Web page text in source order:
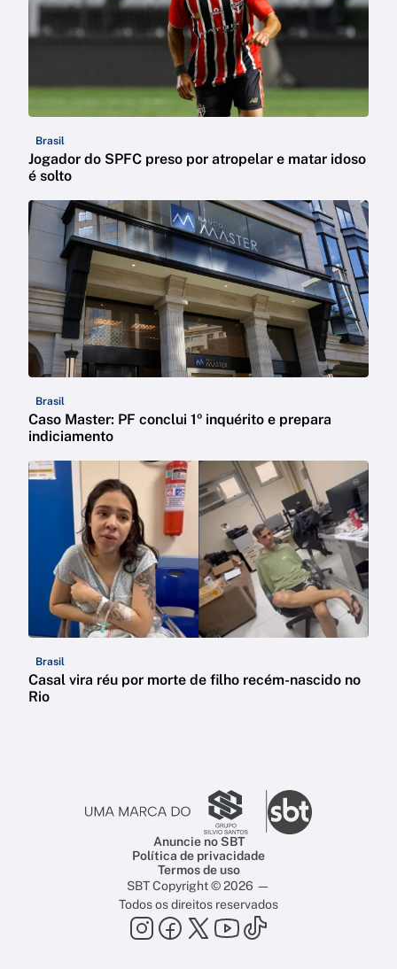
Brasil
Jogador do SPFC preso por atropelar e matar idoso
é solto
Brasil
Caso Master: PF conclui 1º inquérito e prepara
indiciamento
Brasil
Casal vira réu por morte de filho recém-nascido no
Rio
Anuncie no SBT
Política de privacidade
Termos de uso
SBT Copyright © 2026 —
Todos os direitos reservados